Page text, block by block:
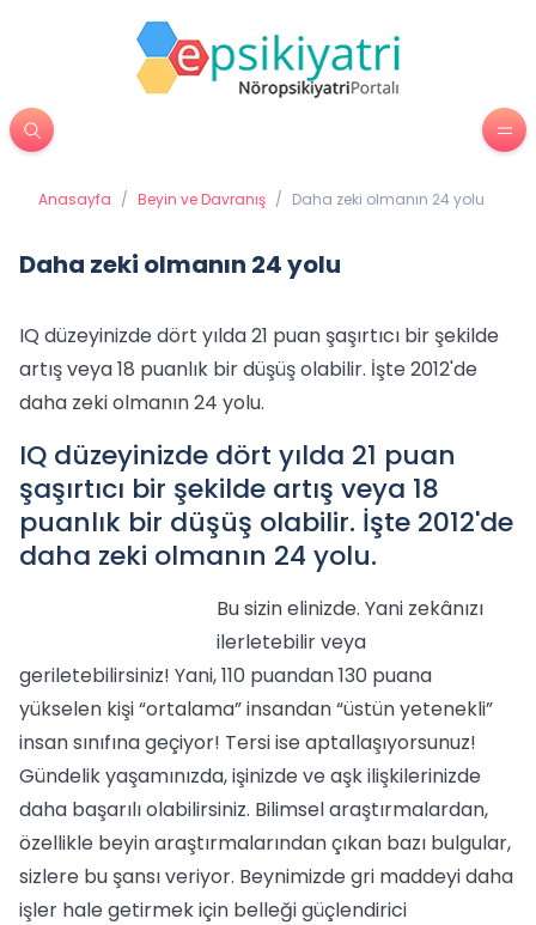
Anasayfa / Beyin ve Davranış / Daha zeki olmanın 24 yolu
Daha zeki olmanın 24 yolu
IQ düzeyinizde dört yılda 21 puan şaşırtıcı bir şekilde
artış veya 18 puanlık bir düşüş olabilir. İşte 2012'de
daha zeki olmanın 24 yolu.
IQ düzeyinizde dört yılda 21 puan
şaşırtıcı bir şekilde artış veya 18
puanlık bir düşüş olabilir. İşte 2012'de
daha zeki olmanın 24 yolu.
Bu sizin elinizde. Yani zekânızı
ilerletebilir veya
geriletebilirsiniz! Yani, 110 puandan 130 puana
yükselen kişi “ortalama” insandan “üstün yetenekli”
insan sınıfına geçiyor! Tersi ise aptallaşıyorsunuz!
Gündelik yaşamınızda, işinizde ve aşk ilişkilerinizde
daha başarılı olabilirsiniz. Bilimsel araştırmalardan,
özellikle beyin araştırmalarından çıkan bazı bulgular,
sizlere bu şansı veriyor. Beynimizde gri maddeyi daha
işler hale getirmek için belleği güçlendirici